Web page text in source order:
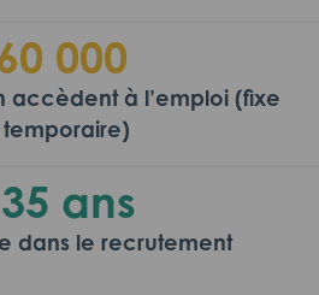
000
accèdent à l’emploi (fixe
ans
dans le recrutement